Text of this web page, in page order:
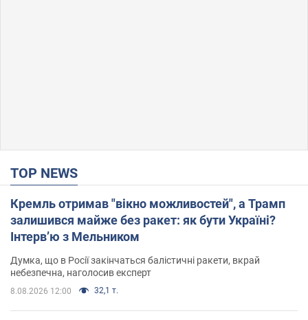
TOP NEWS
Кремль отримав "вікно можливостей", а Трамп
залишився майже без ракет: як бути Україні?
Інтерв’ю з Мельником
Думка, що в Росії закінчаться балістичні ракети, вкрай
небезпечна, наголосив експерт
8.08.2026 12:00 32,1 т.